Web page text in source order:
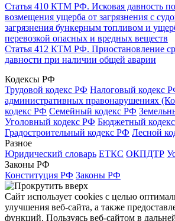
Статья 410 КТМ РФ. Исковая давность
возмещения ущерба от загрязнения с
загрязнения бункерным топливом и
перевозкой опасных и вредных веществ
Статья 412 КТМ РФ. Приостановление
давности при наличии общей аварии
Кодексы РФ
Трудовой кодекс РФ Налоговый кодекс
административных правонарушениях
кодекс РФ Семейный кодекс РФ
Уголовный кодекс РФ Бюджетный
Градостроительный кодекс РФ Лесной
Разное
Юридический словарь ЕТКС ОКПДТР
Законы РФ
Конституция РФ Законы РФ
Сайт использует cookies с целью
улучшения веб-сайта, а также
функций. Пользуясь веб-сайтом в